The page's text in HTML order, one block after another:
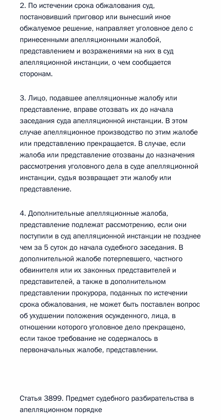
2. По истечении срока обжалования суд,
постановивший приговор или вынесший иное
обжалуемое решение, направляет уголовное дело с
принесенными апелляционными жалобой,
представлением и возражениями на них в суд
апелляционной инстанции, о чем сообщается
сторонам.
3. Лицо, подавшее апелляционные жалобу или
представление, вправе отозвать их до начала
заседания суда апелляционной инстанции. В этом
случае апелляционное производство по этим жалобе
или представлению прекращается. В случае, если
жалоба или представление отозваны до назначения
рассмотрения уголовного дела в суде апелляционной
инстанции, судья возвращает эти жалобу или
представление.
4. Дополнительные апелляционные жалоба,
представление подлежат рассмотрению, если они
поступили в суд апелляционной инстанции не позднее
чем за 5 суток до начала судебного заседания. В
дополнительной жалобе потерпевшего, частного
обвинителя или их законных представителей и
представителей, а также в дополнительном
представлении прокурора, поданных по истечении
срока обжалования, не может быть поставлен вопрос
об ухудшении положения осужденного, лица, в
отношении которого уголовное дело прекращено,
если такое требование не содержалось в
первоначальных жалобе, представлении.
Статья 3899. Предмет судебного разбирательства в
апелляционном порядке